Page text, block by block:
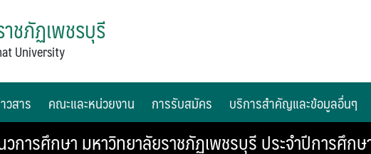
ชภัฏเพชรบุรี
University
วสาร คณะและหน่วยงาน การรับสมัคร บริการสำคัญและข้อมูลอื่นๆ
การศึกษา มหาวิทยาลัยราชภัฏเพชรบุรี ประจำปีการศึก